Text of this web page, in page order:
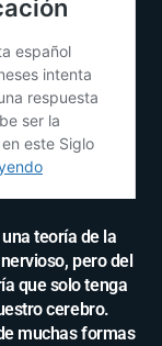
teoría de la
pero del
que solo tenga
cerebro.
muchas formas